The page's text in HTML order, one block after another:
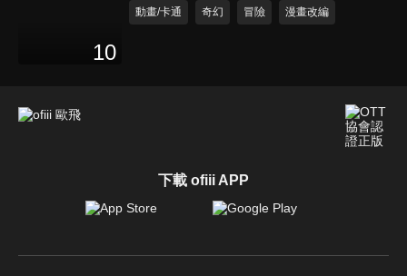
10
動畫/卡通
奇幻 冒險 漫畫改編
下載 ofiii APP